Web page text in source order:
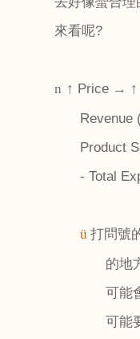
來看呢?
n ↑ Price → ↑
Revenue
Product
- Total
ü 打問號
的地
可能
可能